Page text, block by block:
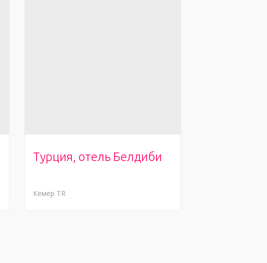
Турция, отель Белдиби
Кемер TR